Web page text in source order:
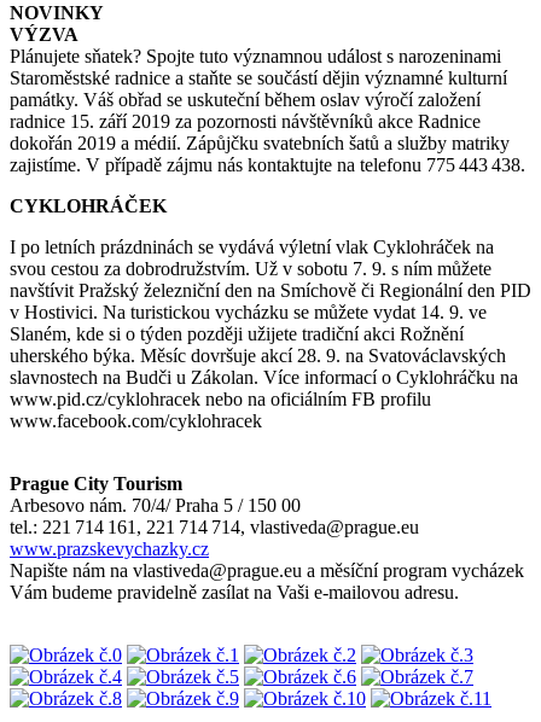
NOVINKY
VÝZVA
Plánujete sňatek? Spojte tuto významnou událost s narozeninami
Staroměstské radnice a staňte se součástí dějin významné kulturní
památky. Váš obřad se uskuteční během oslav výročí založení
radnice 15. září 2019 za pozornosti návštěvníků akce Radnice
dokořán 2019 a médií. Zápůjčku svatebních šatů a služby matriky
zajistíme. V případě zájmu nás kontaktujte na telefonu 775 443 438.
CYKLOHRÁČEK
I po letních prázdninách se vydává výletní vlak Cyklohráček na
svou cestou za dobrodružstvím. Už v sobotu 7. 9. s ním můžete
navštívit Pražský železniční den na Smíchově či Regionální den PID
v Hostivici. Na turistickou vycházku se můžete vydat 14. 9. ve
Slaném, kde si o týden později užijete tradiční akci Rožnění
uherského býka. Měsíc dovršuje akcí 28. 9. na Svatováclavských
slavnostech na Budči u Zákolan. Více informací o Cyklohráčku na
www.pid.cz/cyklohracek nebo na oficiálním FB profilu
www.facebook.com/cyklohracek
Prague City Tourism
Arbesovo nám. 70/4/ Praha 5 / 150 00
tel.: 221 714 161, 221 714 714, vlastiveda@prague.eu
www.prazskevychazky.cz
Napište nám na vlastiveda@prague.eu a měsíční program vycházek
Vám budeme pravidelně zasílat na Vaši e-mailovou adresu.